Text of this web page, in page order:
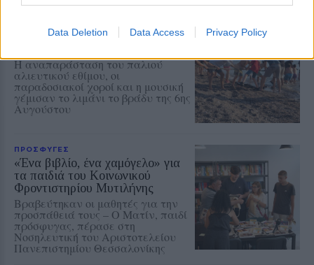
Data Deletion Data Access Privacy Policy
Η γιορτή της τράτας ζωντάνεψε
Η αναπαράσταση του παλιού
αλιευτικού εθίμου, οι
παραδοσιακοί χοροί και η μουσική
γέμισαν το λιμάνι το βράδυ της 6ης
Αυγούστου
ΠΡΟΣΦΥΓΕΣ
«Ένα βιβλίο, ένα χαμόγελο» για
τα παιδιά του Κοινωνικού
Φροντιστηρίου Μυτιλήνης
Βραβεύτηκαν οι μαθητές για την
προσπάθειά τους – Ο Ματίν, παιδί
πρόσφυγας, πέρασε στη
Νοσηλευτική του Αριστοτελείου
Πανεπιστημίου Θεσσαλονίκης